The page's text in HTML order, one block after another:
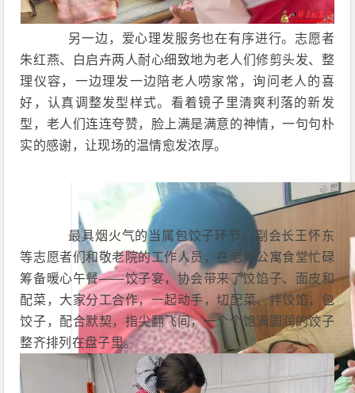
另一边，爱心理发服务也在有序进行。志愿者
朱红燕、白启卉两人耐心细致地为老人们修剪头发、整
理仪容，一边理发一边陪老人唠家常，询问老人的喜
好，认真调整发型样式。看着镜子里清爽利落的新发
型，老人们连连夸赞，脸上满是满意的神情，一句句朴
实的感谢，让现场的温情愈发浓厚。
最具烟火气的当属包饺子环节。副会长王怀东
等志愿者们和敬老院的工作人员，在老年公寓食堂忙碌
筹备暖心午餐——饺子宴，协会带来了饺馅子、面皮和
配菜，大家分工合作，一起动手，切配菜、拌饺馅，包
饺子，配合默契，指尖翻飞间，一个个饱满圆润的饺子
整齐排列在盘子里。